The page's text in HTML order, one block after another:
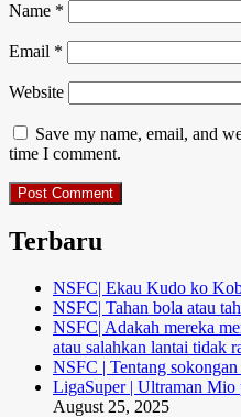
Name *
Email *
Website
Save my name, email, and
time I comment.
Terbaru
NSFC| Ekau Kudo ko
NSFC| Tahan bola atau
NSFC| Adakah mereka
atau salahkan lantai tidak
NSFC | Tentang
LigaSuper | Ultraman
August 25, 2025